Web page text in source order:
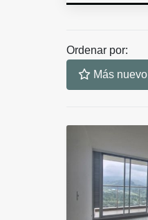
Ordenar por:
Más nuevo